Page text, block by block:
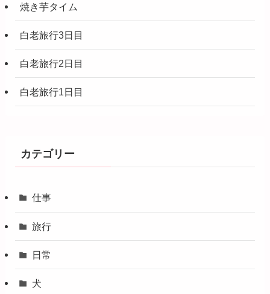
焼き芋タイム
白老旅行3日目
白老旅行2日目
白老旅行1日目
カテゴリー
仕事
旅行
日常
犬